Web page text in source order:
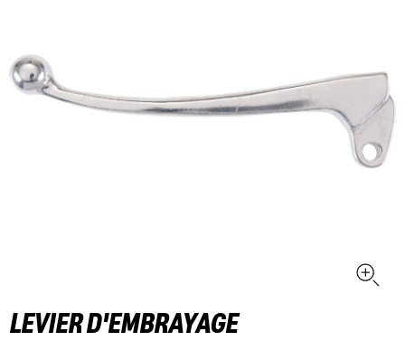
LEVIER D'EMBRAYAGE